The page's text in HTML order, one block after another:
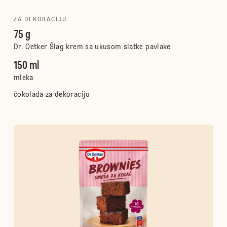
ZA DEKORACIJU
75 g
Dr. Oetker Šlag krem sa ukusom slatke pavlake
150 ml
mleka
čokolada za dekoraciju